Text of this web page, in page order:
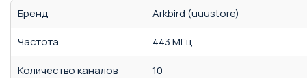
Бренд
Arkbird (uuustore)
Частота
443 МГц
Количество каналов
10